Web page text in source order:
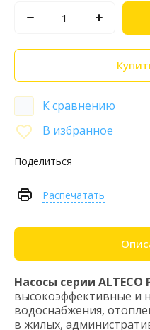
К сравнению
В избранное
Поделиться
Распечатать
Насосы серии ALTECO
высокоэффективные и
водоснабжения,
в жилых,